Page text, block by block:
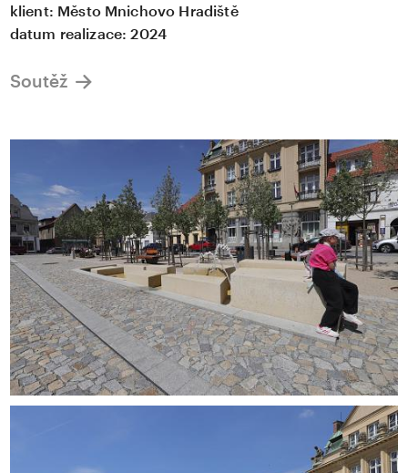
klient: Město Mnichovo Hradiště
datum realizace: 2024
Soutěž